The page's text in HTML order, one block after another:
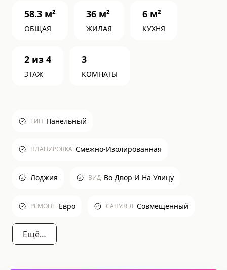
58.3 м²
ОБЩАЯ
36 м²
ЖИЛАЯ
6 м²
КУХНЯ
2 из 4
ЭТАЖ
3
КОМНАТЫ
ТИП Панельный
ПЛАНИРОВКА Смежно-Изолированная
Лоджия ВИД Во Двор И На Улицу
РЕМОНТ Евро САНУЗЕЛ Совмещенный
Ещё…